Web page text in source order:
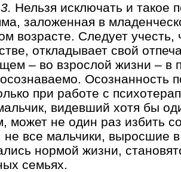
Нельзя исключать и такое
, заложенная в
возрасте. Следует учесть,
откладывает свой
– во взрослой жизни – в
Осознанность
при работе с
видевший хотя бы
может не один раз избить
не все мальчики, выросшие
нормой жизни,
семьях.